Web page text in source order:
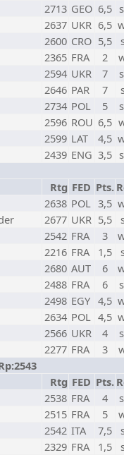
2713 GEO 6,5
2637 UKR 6,5
2600 CRO 5,5
2365 FRA 2
2594 UKR 7
2646 PAR 7
2734 POL 5
2596 ROU 6,5
2599 LAT 4,5
2439 ENG 3,5
Rtg FED Pts.
2638 POL 3,5
2677 UKR 5,5
2542 FRA 3
2216 FRA 1,5
2680 AUT 6
2488 FRA 6
2498 EGY 4,5
2634 POL 4,5
2566 UKR 4
2277 FRA 3
Rtg FED Pts.
2538 FRA 4
2515 FRA 5
2542 ITA 7,5
2329 FRA 1,5